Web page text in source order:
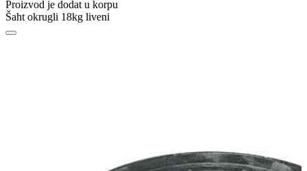
Proizvod je dodat u korpu
Šaht okrugli 18kg liveni